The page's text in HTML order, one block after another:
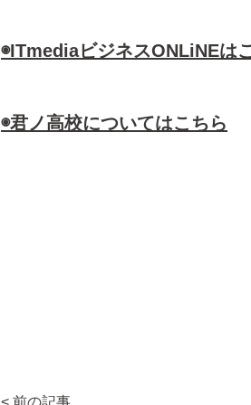
◉ITmediaビジネスONLiNEは
◉君ノ高校についてはこちら
< 前の記事